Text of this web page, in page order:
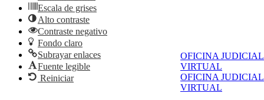
OFICINA JUDICIAL
VIRTUAL
OFICINA JUDICIAL
VIRTUAL
Escala de grises
Alto contraste
Contraste negativo
Fondo claro
Subrayar enlaces
Fuente legible
Reiniciar